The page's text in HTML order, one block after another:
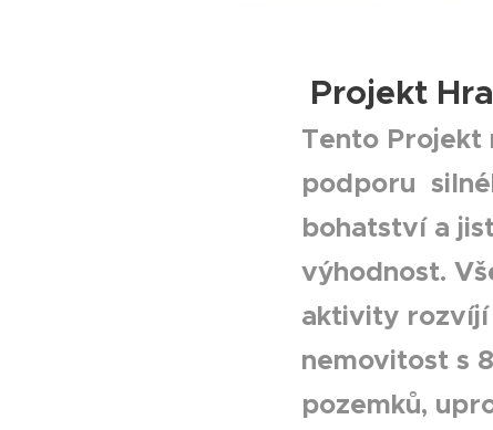
Projekt
Tento Projekt
podporu
bohatství a
výhodnost.
aktivity rozvíjí
nemovitost s
pozemků,